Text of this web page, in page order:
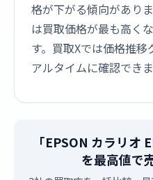
格が下がる傾向があり
は買取価格が最も高く
す。買取Xでは価格推
アルタイムに確認できま
「EPSON カラリオ
を最高値で